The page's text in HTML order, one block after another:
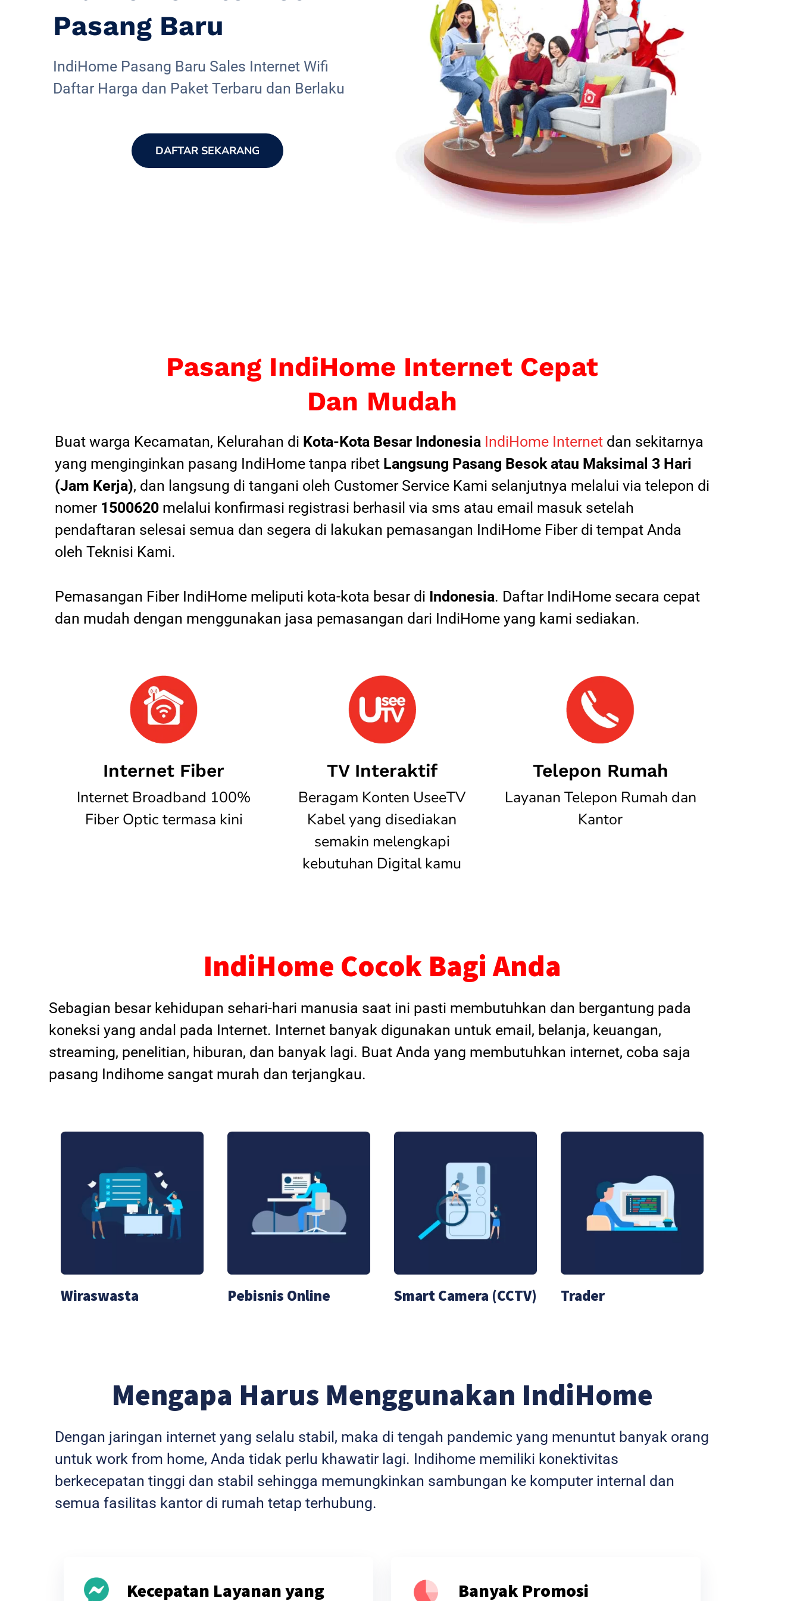
Pasang Baru
IndiHome Pasang Baru Sales Internet Wifi
Daftar Harga dan Paket Terbaru dan Berlaku
DAFTAR SEKARANG
Pasang IndiHome Internet Cepat
Dan Mudah
Buat warga Kecamatan, Kelurahan di Kota-Kota Besar Indonesia IndiHome Internet dan sekitarnya
yang menginginkan pasang IndiHome tanpa ribet Langsung Pasang Besok atau Maksimal 3 Hari
(Jam Kerja), dan langsung di tangani oleh Customer Service Kami selanjutnya melalui via telepon di
nomer 1500620 melalui konfirmasi registrasi berhasil via sms atau email masuk setelah
pendaftaran selesai semua dan segera di lakukan pemasangan IndiHome Fiber di tempat Anda
oleh Teknisi Kami.
Pemasangan Fiber IndiHome meliputi kota-kota besar di Indonesia. Daftar IndiHome secara cepat
dan mudah dengan menggunakan jasa pemasangan dari IndiHome yang kami sediakan.
Internet Fiber
Internet Broadband 100%
Fiber Optic termasa kini
TV Interaktif
Beragam Konten UseeTV
Kabel yang disediakan
semakin melengkapi
kebutuhan Digital kamu
Telepon Rumah
Layanan Telepon Rumah dan
Kantor
IndiHome Cocok Bagi Anda
Sebagian besar kehidupan sehari-hari manusia saat ini pasti membutuhkan dan bergantung pada
koneksi yang andal pada Internet. Internet banyak digunakan untuk email, belanja, keuangan,
streaming, penelitian, hiburan, dan banyak lagi. Buat Anda yang membutuhkan internet, coba saja
pasang Indihome sangat murah dan terjangkau.
Wiraswasta Pebisnis Online Smart Camera (CCTV) Trader
Mengapa Harus Menggunakan IndiHome
Dengan jaringan internet yang selalu stabil, maka di tengah pandemic yang menuntut banyak orang
untuk work from home, Anda tidak perlu khawatir lagi. Indihome memiliki konektivitas
berkecepatan tinggi dan stabil sehingga memungkinkan sambungan ke komputer internal dan
semua fasilitas kantor di rumah tetap terhubung.
Kecepatan Layanan yang Banyak Promosi